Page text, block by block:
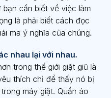
cần biết về việc làm
là phải biết cách đọc
mã ý nghĩa của chúng.
nhau lại với nhau.
trong thế giới giặt giũ là
thích chỉ để thấy nó bị
máy giặt. Quần áo